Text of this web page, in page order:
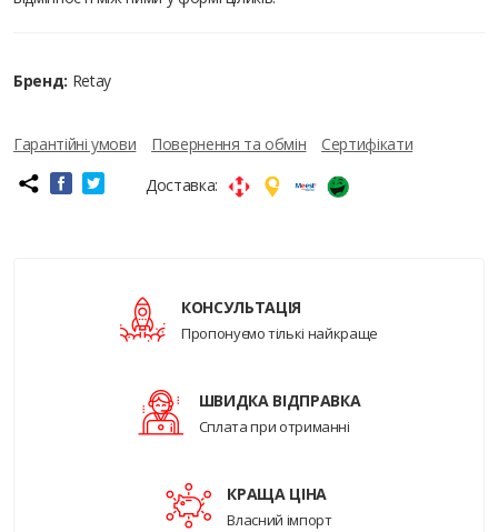
Бренд: Retay
Гарантійні умови Повернення та обмін
Сертифікати
Доставка:
КОНСУЛЬТАЦІЯ
Пропонуємо тількі найкраще
ШВИДКА ВІДПРАВКА
Сплата при отриманні
КРАЩА ЦІНА
Власний імпорт